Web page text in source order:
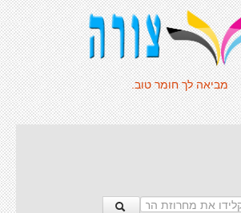
מביאה לך חומר טוב.